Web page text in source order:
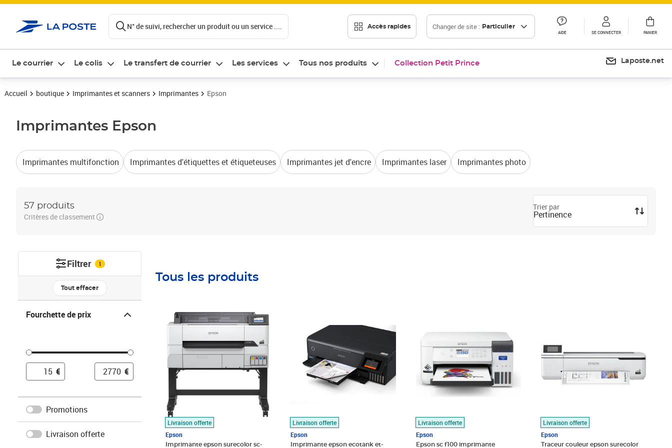
N° de suivi, rechercher un produit ou un service .... Accès rapides Changer de site : Particulier
AIDE SE CONNECTER PANIER
Le courrier Le colis Le transfert de courrier Les services Tous nos produits Collection Petit Prince Laposte.net
Accueil boutique Imprimantes et scanners Imprimantes Epson
Imprimantes Epson
Imprimantes multifonction Imprimantes d'étiquettes et étiqueteuses Imprimantes jet d'encre Imprimantes laser Imprimantes photo
57 produits
Critères de classement
Trier par
Pertinence
Filtrer 1
Tout effacer
Fourchette de prix
€ €
Promotions
Livraison offerte
Tous les produits
Livraison offerte
Epson
Imprimante epson surecolor sc-
Prix 2 201,34€
Livraison offerte
Epson
Imprimante epson ecotank et-
Livraison offerte
Epson
Epson sc f100 imprimante
Livraison offerte
Epson
Traceur couleur epson surecolor